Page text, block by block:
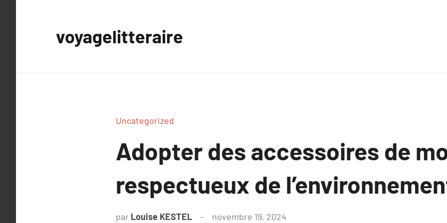
voyagelitteraire
Uncategorized
Adopter des accessoires de
respectueux de
par Louise KESTEL novembre 19, 2024